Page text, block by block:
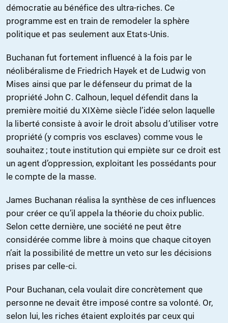
démocratie au bénéfice des ultra-riches. Ce
programme est en train de remodeler la sphère
politique et pas seulement aux Etats-Unis.
Buchanan fut fortement influencé à la fois par le
néolibéralisme de Friedrich Hayek et de Ludwig von
Mises ainsi que par le défenseur du primat de la
propriété John C. Calhoun, lequel défendit dans la
première moitié du XIXème siècle l’idée selon laquelle
la liberté consiste à avoir le droit absolu d’utiliser votre
propriété (y compris vos esclaves) comme vous le
souhaitez ; toute institution qui empiète sur ce droit est
un agent d’oppression, exploitant les possédants pour
le compte de la masse.
James Buchanan réalisa la synthèse de ces influences
pour créer ce qu’il appela la théorie du choix public.
Selon cette dernière, une société ne peut être
considérée comme libre à moins que chaque citoyen
n’ait la possibilité de mettre un veto sur les décisions
prises par celle-ci.
Pour Buchanan, cela voulait dire concrètement que
personne ne devait être imposé contre sa volonté. Or,
selon lui, les riches étaient exploités par ceux qui